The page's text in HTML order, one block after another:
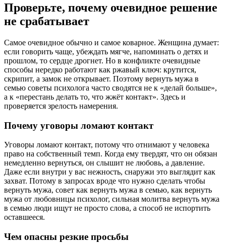
Проверьте, почему очевидное решение
не срабатывает
Самое очевидное обычно и самое коварное. Женщина думает:
если говорить чаще, убеждать мягче, напоминать о детях и
прошлом, то сердце дрогнет. Но в конфликте очевидные
способы нередко работают как ржавый ключ: крутится,
скрипит, а замок не открывает. Поэтому вернуть мужа в
семью советы психолога часто сводятся не к «делай больше»,
а к «перестань делать то, что жжёт контакт». Здесь и
проверяется зрелость намерения.
Почему уговоры ломают контакт
Уговоры ломают контакт, потому что отнимают у человека
право на собственный темп. Когда ему твердят, что он обязан
немедленно вернуться, он слышит не любовь, а давление.
Даже если внутри у вас нежность, снаружи это выглядит как
захват. Потому в запросах вроде что нужно сделать чтобы
вернуть мужа, совет как вернуть мужа в семью, как вернуть
мужа от любовницы психолог, сильная молитва вернуть мужа
в семью люди ищут не просто слова, а способ не испортить
оставшееся.
Чем опасны резкие просьбы